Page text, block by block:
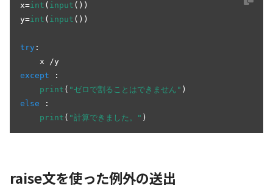
x=int ( input ())
y=int ( input ())
try :
x /y
except :
print ( "ゼロで割ることはできません"
else :
print ( "計算できました。" )
raise文を使った例外の送出